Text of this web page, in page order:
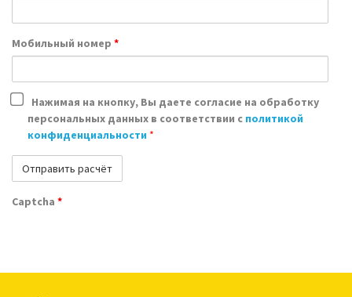
Мобильный номер *
Нажимая на кнопку, Вы даете согласие на обработку
персональных данных в соответствии с политикой
конфиденциальности *
Captcha *